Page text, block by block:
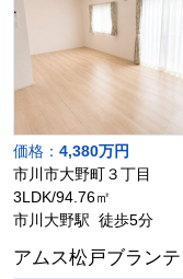
価格： 4,380万円
市川市大野町３丁目
3LDK/94.76㎡
市川大野駅 徒歩5分
アムス松戸ブラン